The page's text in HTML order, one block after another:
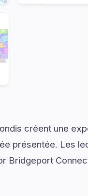
créent une
présentée. Les
Bridgeport